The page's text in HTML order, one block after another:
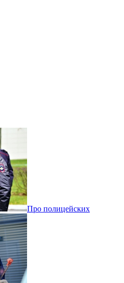
Про полицейских